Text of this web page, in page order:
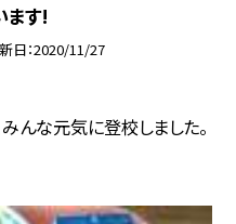
ます!
日 2020/11/27
んな元気に登校しました。